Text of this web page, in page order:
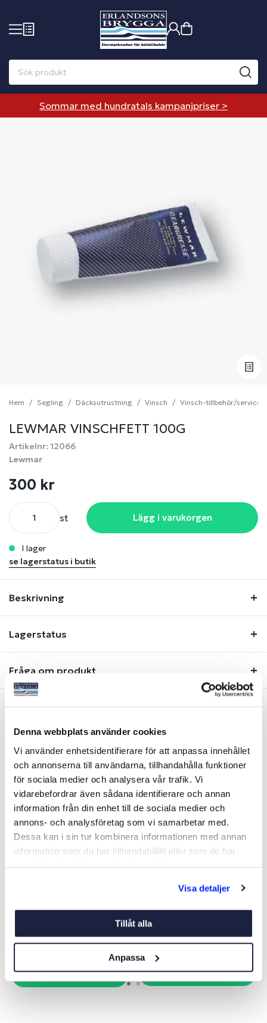
Denna webbplats använder cookies
Vi använder enhetsidentifierare för att anpassa innehållet
och annonserna till användarna, tillhandahålla funktioner
för sociala medier och analysera vår trafik. Vi
vidarebefordrar även sådana identifierare och annan
information från din enhet till de sociala medier och
annons- och analysföretag som vi samarbetar med.
Dessa kan i sin tur kombinera informationen med annan
information som du har tillhandahållit eller som de har
Visa detaljer
Tillåt alla
Anpassa
Sommar med hundratals kampanjpriser >
Hem Segling Däcksutrustning Vinsch Vinsch-tillbehör/
LEWMAR VINSCHFETT 100G
Artikelnr: 12066
Lewmar
300 kr
st Lägg i varukorgen
i lager
se lagerstatus i butik
Beskrivning
Lagerstatus
Fråga om produkt
Liknande produkter
-20%
Se varianter
655 kr
Köp